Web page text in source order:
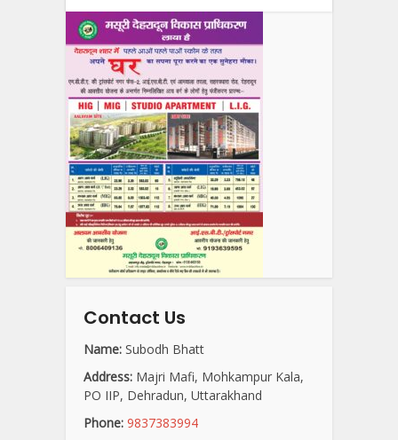
Contact Us
Name: Subodh Bhatt
Address: Majri Mafi, Mohkampur Kala,
PO IIP, Dehradun, Uttarakhand
Phone: 9837383994